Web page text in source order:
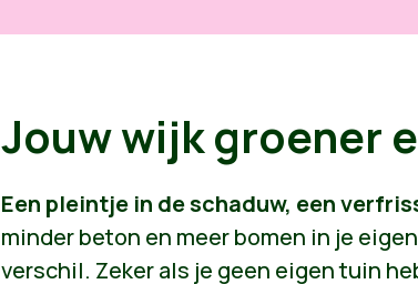
Jouw wijk groener
Een pleintje in de schaduw, een
minder beton en meer bomen in je
verschil. Zeker als je geen eigen tuin